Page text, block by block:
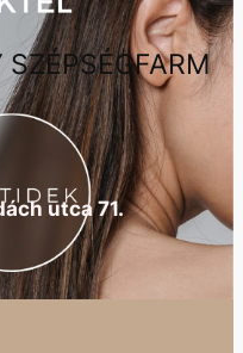
SZÉPSÉGFARM
utca 71.